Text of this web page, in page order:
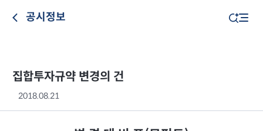
공시정보
집합투자규약 변경의 건
2018.08.21